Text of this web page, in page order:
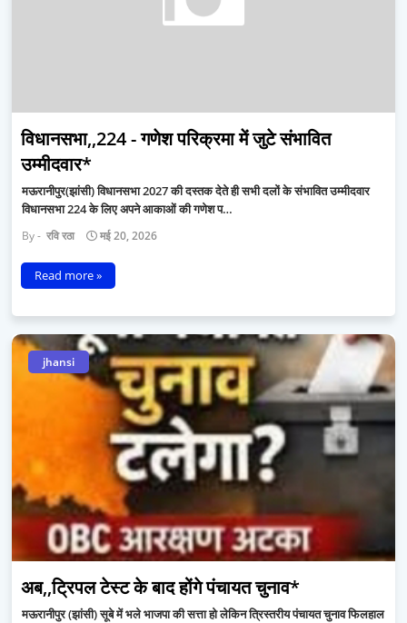
विधानसभा,,224 - गणेश परिक्रमा में जुटे संभावित
उम्मीदवार*
मऊरानीपुर(झांसी) विधानसभा 2027 की दस्तक देते ही सभी दलों के संभावित उम्मीदवार
विधानसभा 224 के लिए अपने आकाओं की गणेश प…
रवि रठा मई 20, 2026
Read more »
jhansi
अब,,ट्रिपल टेस्ट के बाद होंगे पंचायत चुनाव*
मऊरानीपुर (झांसी) सूबे में भले भाजपा की सत्ता हो लेकिन त्रिस्तरीय पंचायत चुनाव फिलहाल